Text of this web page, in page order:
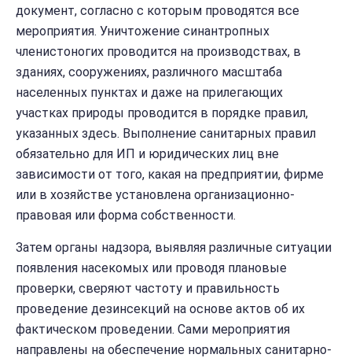
документ, согласно с которым проводятся все
мероприятия. Уничтожение синантропных
членистоногих проводится на производствах, в
зданиях, сооружениях, различного масштаба
населенных пунктах и даже на прилегающих
участках природы проводится в порядке правил,
указанных здесь. Выполнение санитарных правил
обязательно для ИП и юридических лиц вне
зависимости от того, какая на предприятии, фирме
или в хозяйстве установлена организационно-
правовая или форма собственности.
Затем органы надзора, выявляя различные ситуации
появления насекомых или проводя плановые
проверки, сверяют частоту и правильность
проведение дезинсекций на основе актов об их
фактическом проведении. Сами мероприятия
направлены на обеспечение нормальных санитарно-